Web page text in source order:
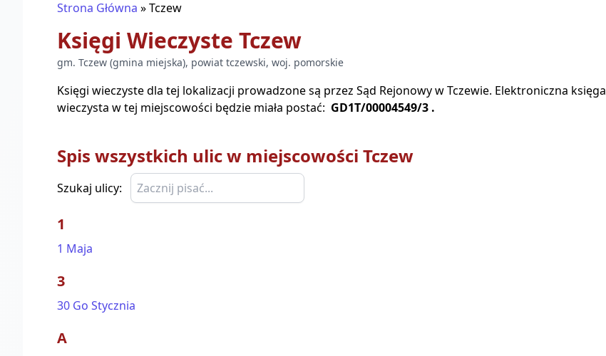
Strona Główna »Tczew
Księgi Wieczyste Tczew
gm. Tczew (gmina miejska), powiat tczewski, woj. pomorskie
Księgi wieczyste dla tej lokalizacji prowadzone są przez Sąd Rejonowy wTczewie. Elektroniczna księga
wieczysta w tej miejscowości będzie miała postać: GD1T/00004549/3 .
Spis wszystkich ulic w miejscowości Tczew
Szukaj ulicy:
1
1 Maja
3
30 Go Stycznia
A